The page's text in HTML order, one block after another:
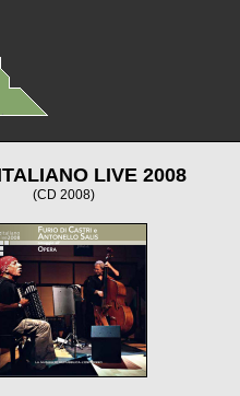
LIVE 2008
(CD 2008)